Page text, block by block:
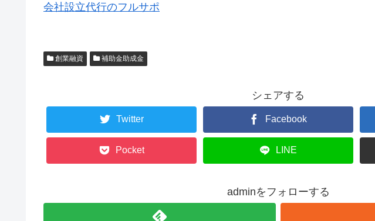
会社設立代行のフルサポ
創業融資 補助金助成金
シェアする
Twitter Facebook
Pocket LINE
adminをフォローする